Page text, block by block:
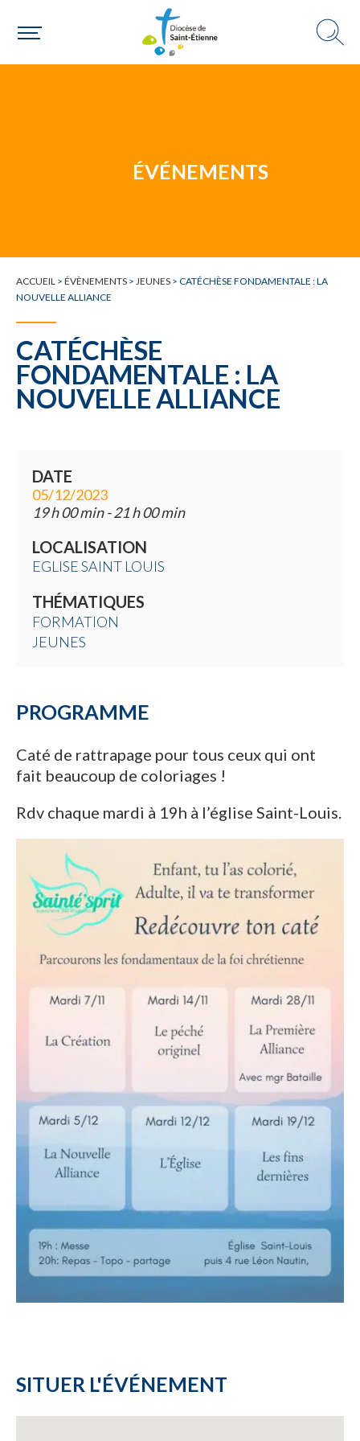
Une personne
ÉVÉNEMENTS
ACCUEIL > ÉVÈNEMENTS > JEUNES > CATÉCHÈSE FONDAMENTALE : LA
NOUVELLE ALLIANCE
CATÉCHÈSE
FONDAMENTALE : LA
NOUVELLE ALLIANCE
DATE
05/12/2023
19 h 00 min - 21 h 00 min
LOCALISATION
EGLISE SAINT LOUIS
THÉMATIQUES
FORMATION
JEUNES
PROGRAMME
Caté de rattrapage pour tous ceux qui ont
fait beaucoup de coloriages !
Rdv chaque mardi à 19h à l’église Saint-Louis.
SITUER L'ÉVÉNEMENT